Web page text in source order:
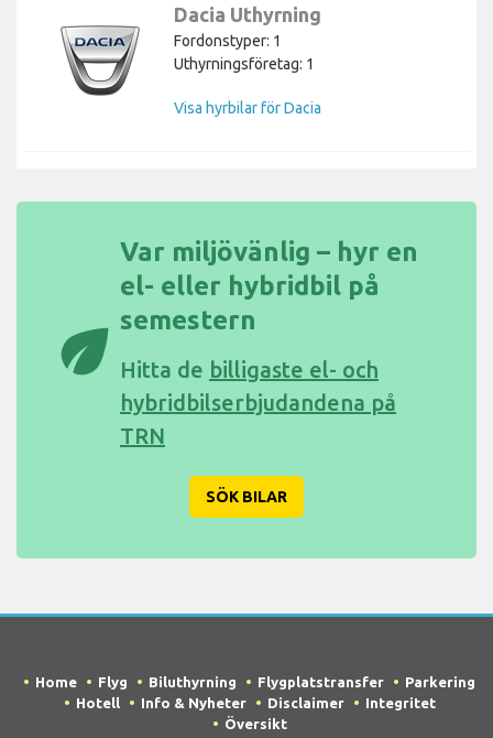
Dacia Uthyrning
Fordonstyper: 1
Uthyrningsföretag: 1
Visa hyrbilar för Dacia
eco
Var miljövänlig – hyr en
el- eller hybridbil på
semestern
Hitta de billigaste el- och
hybridbilserbjudandena på
TRN
SÖK BILAR
Home Flyg Biluthyrning Flygplatstransfer
Parkering
Hotell
Info & Nyheter Disclaimer
Integritet
Översikt